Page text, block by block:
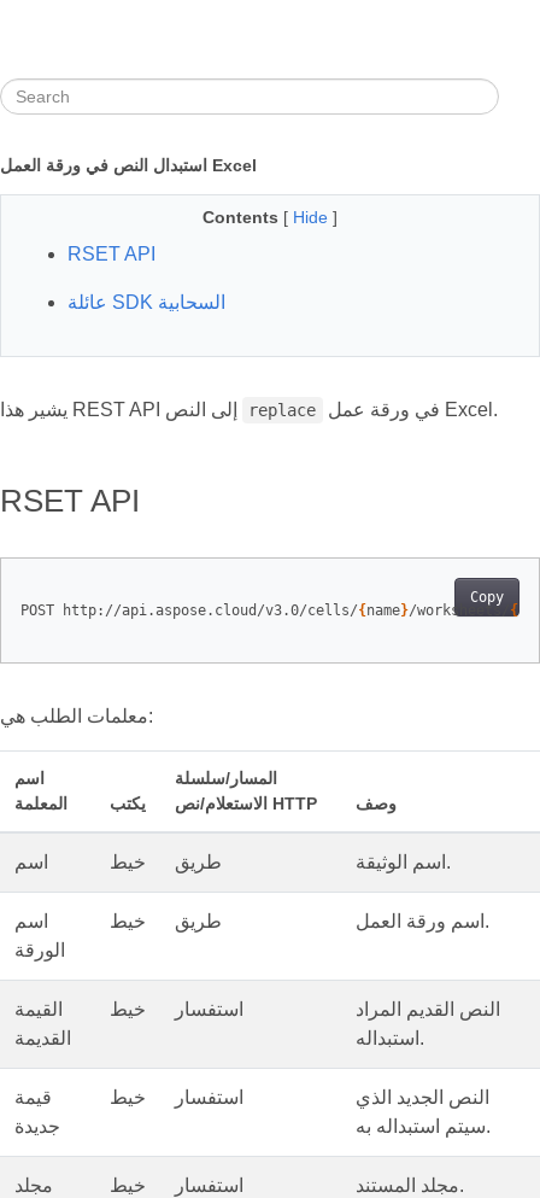
استبدال النص في ورقة العمل Excel
Contents [ Hide ]
RSET API
عائلة SDK السحابية
replace في ورقة عمل Excel.
RSET API
Copy
POST http://api.aspose.cloud/v3.0/cells/{ name}/worksheets/ {
معلمات الطلب هي:
اسم
المعلمة
يكتب
المسار/سلسلة
الاستعلام/نص HTTP
وصف
اسم خيط طريق اسم الوثيقة.
اسم
الورقة
خيط طريق اسم ورقة العمل.
القيمة
القديمة
خيط استفسار
النص القديم المراد
استبداله.
قيمة
جديدة
خيط استفسار
النص الجديد الذي
سيتم استبداله به.
مجلد خيط استفسار مجلد المستند.